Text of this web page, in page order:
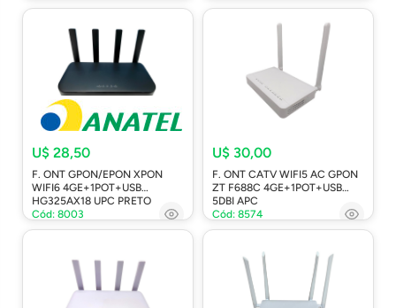
U$ 28,50
F. ONT GPON/EPON XPON
WIFI6 4GE+1POT+USB
HG325AX18 UPC PRETO
Cód: 8003
U$ 30,00
F. ONT CATV WIFI5 AC GPON
ZT F688C 4GE+1POT+USB
5DBI APC
Cód: 8574